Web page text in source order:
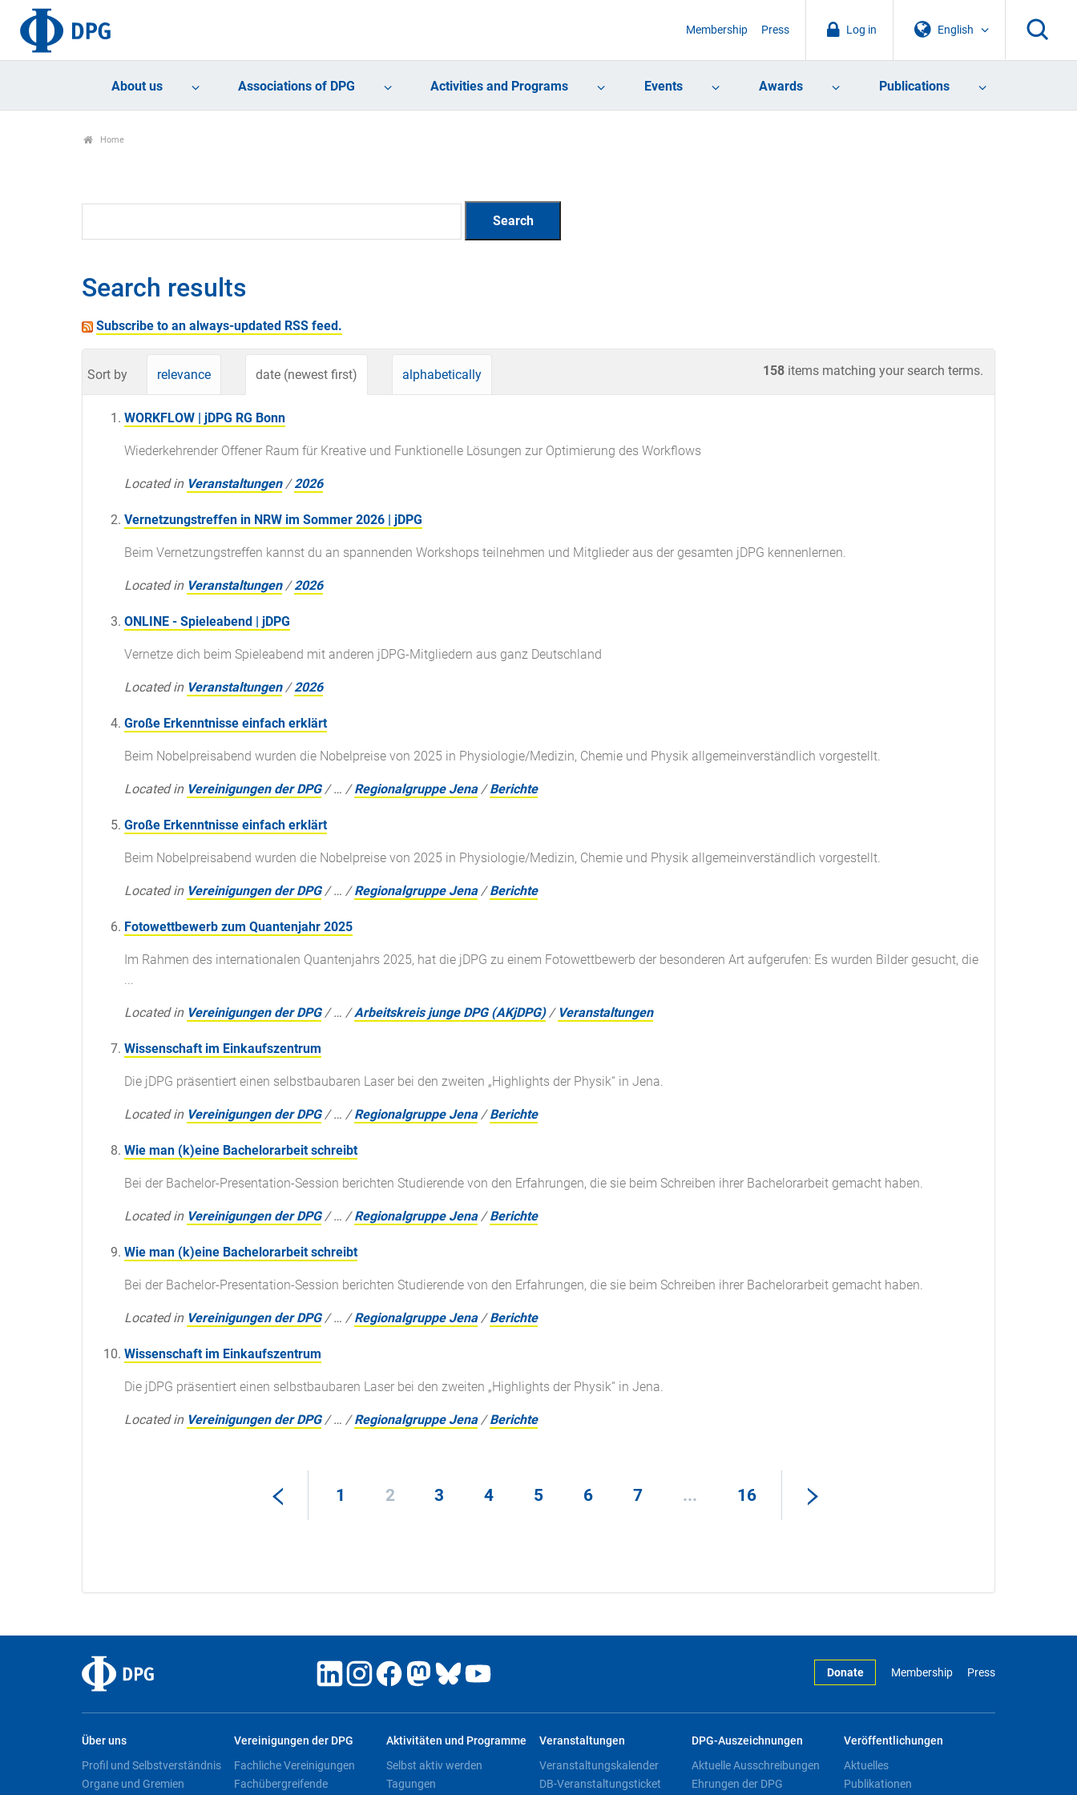
English
Log in
Membership Press
About us Associations of DPG Activities and Programs Events Awards Publications
Home
Search results
Subscribe to an always-updated RSS feed.
158 items matching your search terms.
Sort by relevance date (newest first) alphabetically
WORKFLOW | jDPG RG Bonn
Wiederkehrender Offener Raum für Kreative und Funktionelle Lösungen zur Optimierung des Workflows
Located in Veranstaltungen /2026
Vernetzungstreffen in NRW im Sommer 2026 | jDPG
Beim Vernetzungstreffen kannst du an spannenden Workshops teilnehmen und Mitglieder aus der gesamten jDPG kennenlernen.
Located in Veranstaltungen /2026
ONLINE - Spieleabend | jDPG
Vernetze dich beim Spieleabend mit anderen jDPG-Mitgliedern aus ganz Deutschland
Located in Veranstaltungen /2026
Große Erkenntnisse einfach erklärt
Beim Nobelpreisabend wurden die Nobelpreise von 2025 in Physiologie/Medizin, Chemie und Physik allgemeinverständlich vorgestellt.
Located in Vereinigungen der DPG /… /Regionalgruppe Jena /Berichte
Große Erkenntnisse einfach erklärt
Beim Nobelpreisabend wurden die Nobelpreise von 2025 in Physiologie/Medizin, Chemie und Physik allgemeinverständlich vorgestellt.
Located in Vereinigungen der DPG /… /Regionalgruppe Jena /Berichte
Fotowettbewerb zum Quantenjahr 2025
Im Rahmen des internationalen Quantenjahrs 2025, hat die jDPG zu einem Fotowettbewerb der besonderen Art aufgerufen: Es wurden Bilder gesucht, die
...
Located in Vereinigungen der DPG /… /Arbeitskreis junge DPG (AKjDPG) / Veranstaltungen
Wissenschaft im Einkaufszentrum
Die jDPG präsentiert einen selbstbaubaren Laser bei den zweiten „Highlights der Physik“ in Jena.
Located in Vereinigungen der DPG /… /Regionalgruppe Jena /Berichte
Wie man (k)eine Bachelorarbeit schreibt
Bei der Bachelor-Presentation-Session berichten Studierende von den Erfahrungen, die sie beim Schreiben ihrer Bachelorarbeit gemacht haben.
Located in Vereinigungen der DPG /… /Regionalgruppe Jena /Berichte
Wie man (k)eine Bachelorarbeit schreibt
Bei der Bachelor-Presentation-Session berichten Studierende von den Erfahrungen, die sie beim Schreiben ihrer Bachelorarbeit gemacht haben.
Located in Vereinigungen der DPG /… /Regionalgruppe Jena /Berichte
Wissenschaft im Einkaufszentrum
Die jDPG präsentiert einen selbstbaubaren Laser bei den zweiten „Highlights der Physik“ in Jena.
Located in Vereinigungen der DPG /… /Regionalgruppe Jena /Berichte
1 2 3 4 5 6 7 ... 16
Donate Membership Press
Über uns
Profil und Selbstverständnis
Organe und Gremien
Vereinigungen der DPG
Fachliche Vereinigungen
Fachübergreifende
Aktivitäten und Programme
Selbst aktiv werden
Tagungen
Veranstaltungen
Veranstaltungskalender
DB-Veranstaltungsticket
DPG-Auszeichnungen
Aktuelle Ausschreibungen
Ehrungen der DPG
Veröffentlichungen
Aktuelles
Publikationen